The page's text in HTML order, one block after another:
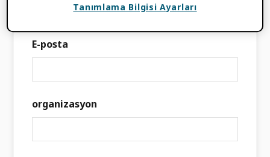
E-posta
organizasyon
Tanımlama Bilgisi Ayarları